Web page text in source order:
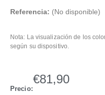
Referencia: (No disponible)
Nota: La visualización de los
según su dispositivo.
Precio:
€81,90